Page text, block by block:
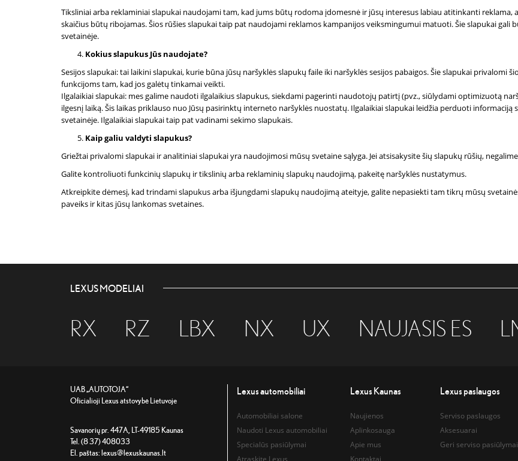
Tiksliniai arba reklaminiai slapukai naudojami tam, kad jums būtų rodoma įdomesnė ir jūsų interesus labiau atitinkanti
skaičius būtų ribojamas. Šios rūšies slapukai taip pat naudojami reklamos kampanijos veiksmingumui matuoti. Šie slapukai gali
svetainėje.
Kokius slapukus Jūs naudojate?
Sesijos slapukai: tai laikini slapukai, kurie būna jūsų naršyklės slapukų faile iki naršyklės sesijos pabaigos. Šie slapukai privalomi
funkcijoms tam, kad jos galėtų tinkamai veikti.
Ilgalaikiai slapukai: mes galime naudoti ilgalaikius slapukus, siekdami pagerinti naudotojų patirtį (pvz., siūlydami optimizuotą
ilgesnį laiką. Šis laikas priklauso nuo Jūsų pasirinktų interneto naršyklės nuostatų. Ilgalaikiai slapukai leidžia perduoti
svetainėje. Ilgalaikiai slapukai taip pat vadinami sekimo slapukais.
Kaip galiu valdyti slapukus?
Griežtai privalomi slapukai ir analitiniai slapukai yra naudojimosi mūsų svetaine sąlyga. Jei atsisakysite šių slapukų rūšių,
Galite kontroliuoti funkcinių slapukų ir tikslinių arba reklaminių slapukų naudojimą, pakeitę naršyklės nustatymus.
Atkreipkite dėmesį, kad trindami slapukus arba išjungdami slapukų naudojimą ateityje, galite nepasiekti tam tikrų mūsų
paveiks ir kitas jūsų lankomas svetaines.
LEXUS MODELIAI
RX RZ LBX NX UX NAUJASIS ES
UAB „AUTOTOJA“
Oficialioji Lexus atstovybė Lietuvoje
Savanorių pr. 447A, LT-49185 Kaunas
Tel. (8 37) 408033
El. paštas: lexus@lexuskaunas.lt
Lexus automobiliai
Automobiliai salone
Naudoti Lexus automobiliai
Specialūs pasiūlymai
Atraskite Lexus
Lexus Kaunas
Naujienos
Aplinkosauga
Apie mus
Kontaktai
Lexus paslaugos
Serviso paslaugos
Aksesuarai
Geri serviso pasiūlymai